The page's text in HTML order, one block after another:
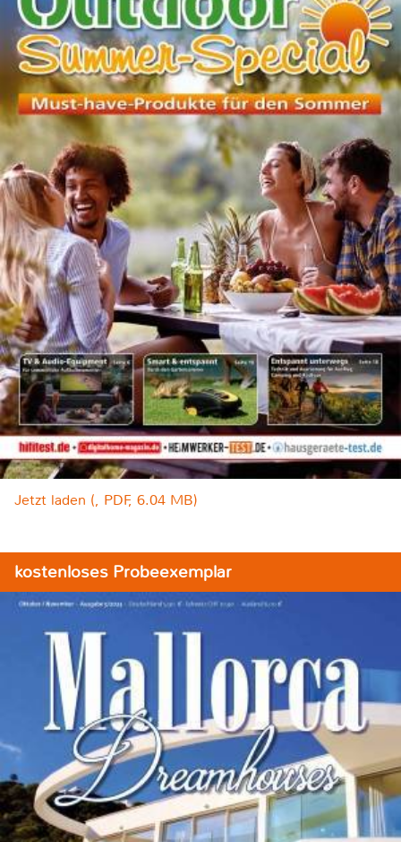
Jetzt laden (, PDF, 6.04 MB)
kostenloses Probeexemplar